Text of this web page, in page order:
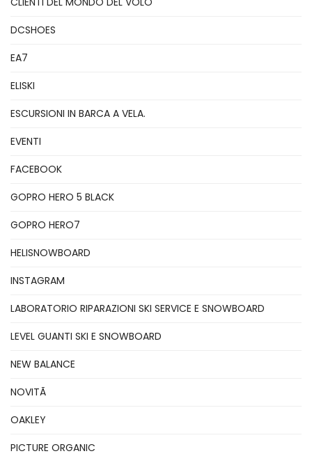
DCSHOES
EA7
ELISKI
ESCURSIONI IN BARCA A VELA.
EVENTI
FACEBOOK
GOPRO HERO 5 BLACK
GOPRO HERO7
HELISNOWBOARD
INSTAGRAM
LABORATORIO RIPARAZIONI SKI SERVICE E SNOWBOARD
LEVEL GUANTI SKI E SNOWBOARD
NEW BALANCE
NOVITÃ
OAKLEY
PICTURE ORGANIC